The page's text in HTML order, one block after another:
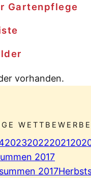
Gartenpflege
vorhanden.
WETTBEWERBE
202320222021
2017
2017